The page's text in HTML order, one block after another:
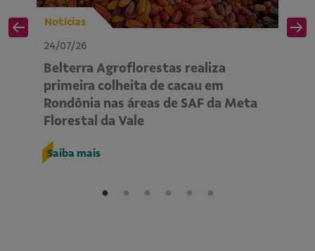
Notícias
24/07/26
Belterra Agroflorestas realiza
primeira colheita de cacau em
Rondônia nas áreas de SAF da Meta
Florestal da Vale
Saiba mais